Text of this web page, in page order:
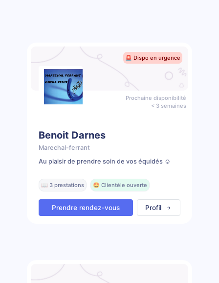
🚨 Dispo en urgence
Prochaine disponibilité
< 3 semaines
Benoit Darnes
Marechal-ferrant
Au plaisir de prendre soin de vos équidés ☺️
📖 3 prestations 🤩 Clientèle ouverte
Prendre rendez-vous Profil